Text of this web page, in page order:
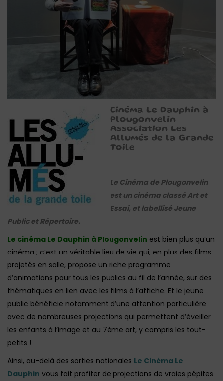
Cinéma Le Dauphin à
Plougonvelin
Association Les
Allumés de la Grande
Toile
Le Cinéma de Plougonvelin
est un cinéma classé Art et
Essai, et labellisé Jeune
Public et Répertoire.
Le cinéma Le Dauphin à Plougonvelin est bien plus qu’un
cinéma ; c’est un véritable lieu de vie qui, en plus des films
projetés en salle, propose un riche programme
d’animations pour tous les publics au fil de l’année, sur des
thématiques en lien avec les films à l’affiche. Et le jeune
public bénéficie notamment d’une attention particulière
avec de nombreuses projections qui permettent d’éveiller
les enfants à l’image et au 7ème art, y compris les tout-
petits !
Ainsi, au-delà des sorties nationales Le Cinéma Le
Dauphin vous fait profiter de projections de vraies pépites